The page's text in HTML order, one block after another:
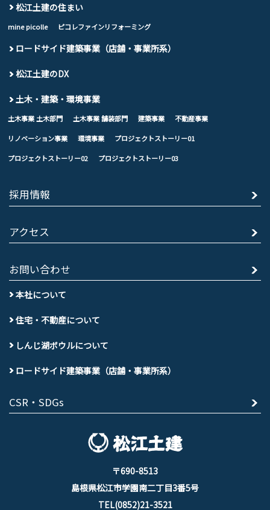
松江土建の住まい
mine picolle ピコレファインリフォーミング
ロードサイド建築事業（店舗・事業所系）
松江土建のDX
土木・建築・環境事業
土木事業 土木部門 土木事業 舗装部門 建築事業 不動産事業
リノベーション事業 環境事業 プロジェクトストーリー01
プロジェクトストーリー02 プロジェクトストーリー03
採用情報
アクセス
お問い合わせ
本社について
住宅・不動産について
しんじ湖ボウルについて
ロードサイド建築事業（店舗・事業所系）
CSR・SDGs
〒690-8513
島根県松江市学園南二丁目3番5号
TEL(0852)21-3521